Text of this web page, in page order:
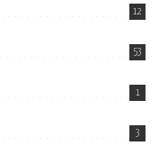
12
53
1
3